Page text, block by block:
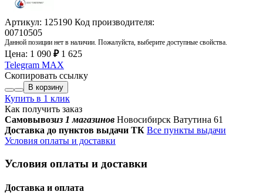
Артикул: 125190 Код производителя:
00710505
Данной позиции нет в наличии. Пожалуйста, выберите доступные свойства.
Цена: 1 090 ₽ 1 625
Telegram MAX
Скопировать ссылку
В корзину
Купить в 1 клик
Как получить заказ
Самовывозиз 1 магазинов Новосибирск Ватутина 61
Доставка до пунктов выдачи ТК Все пункты выдачи
Условия оплаты и доставки
Условия оплаты и доставки
Доставка и оплата